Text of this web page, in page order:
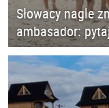
Słowacy nagle
ambasador: